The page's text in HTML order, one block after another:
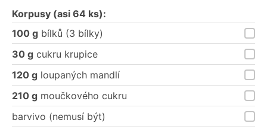
Korpusy (asi 64 ks):
100 g bílků (3 bílky)
30 g cukru krupice
120 g loupaných mandlí
210 g moučkového cukru
barvivo (nemusí být)